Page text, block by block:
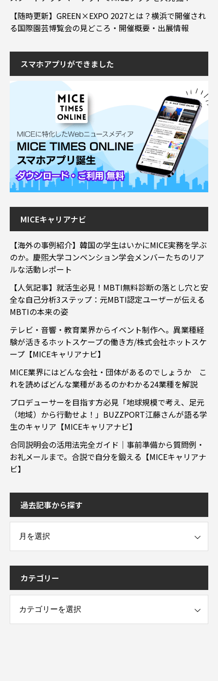
【随時更新】GREEN×EXPO 2027とは？横浜で開催され
る国際園芸博覧会の見どころ・開催概要・出展情報
スマホアプリができました
MICEキャリアナビ
【海外の事例紹介】韓国の学生はいかにMICE実務を学ぶ
のか。慶煕大学コンベンション学会メンバーたちのリア
ルな活動レポート
【人気記事】就活生必見！MBTI無料診断の落とし穴と安
全な自己分析3ステップ：元MBTI認定ユーザーが伝える
MBTIの本来の姿
テレビ・音響・教育業界からイベント制作へ。異業種経
験が活きるホットスケープの働き方/株式会社ホットスケ
ープ【MICEキャリアナビ】
MICE業界にはどんな会社・団体があるのでしょうか こ
れを読めばどんな業種があるのかわかる24業種を解説
プロデューサーを目指す方必見「地球規模で考え、足元
（地域）から行動せよ！」BUZZPORT江藤さんが語る学
生のキャリア【MICEキャリアナビ】
合同説明会の活用法完全ガイド｜事前準備から質問例・
お礼メールまで。合説で自分を鍛える【MICEキャリアナ
ビ】
過去記事から探す
カテゴリー